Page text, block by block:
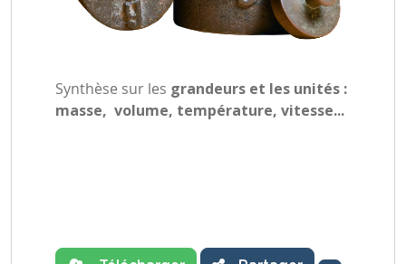
Synthèse sur les grandeurs et les unités :
masse, volume, température, vitesse...